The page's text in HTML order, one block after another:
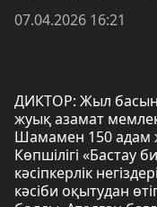
07.04.2026 16:21
ДИКТОР: Жыл
жуық азамат
Шамамен 150 адам
Көпшілігі «Бастау
кәсіпкерлік
кәсіби оқытудан